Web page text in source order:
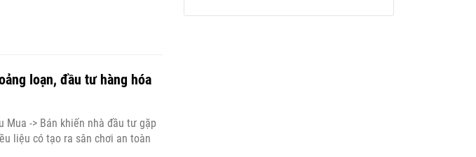
loạn, đầu tư hàng hóa
-> Bán khiến nhà đầu tư gặp
liệu có tạo ra sân chơi an toàn